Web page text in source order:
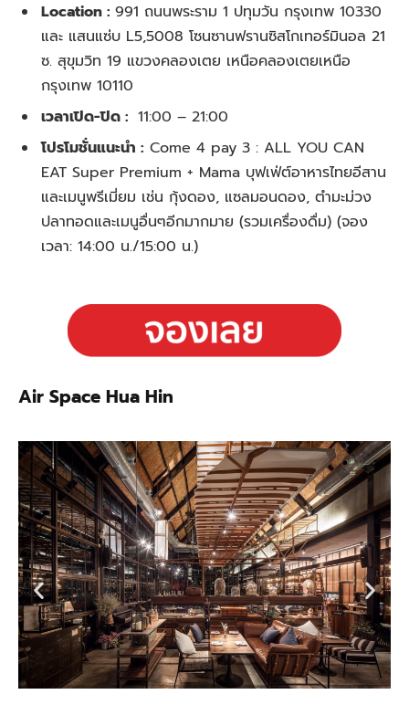
Location : 991 ถนนพระราม 1 ปทุมวัน กรุงเทพ 10330
และ แสนแซ่บ L5,5008 โซนซานฟรานซิสโกเทอร์มินอล 21
ซ. สุขุมวิท 19 แขวงคลองเตย เหนือคลองเตยเหนือ
กรุงเทพ 10110
เวลาเปิด-ปิด : 11:00 – 21:00
โปรโมชั่นแนะนำ : Come 4 pay 3 : ALL YOU CAN
EAT Super Premium + Mama บุฟเฟ่ต์อาหารไทยอีสาน
และเมนูพรีเมี่ยม เช่น กุ้งดอง, แซลมอนดอง, ตำมะม่วง
ปลาทอดและเมนูอื่นๆอีกมากมาย (รวมเครื่องดื่ม) (จอง
เวลา: 14:00 น./15:00 น.)
Air Space Hua Hin